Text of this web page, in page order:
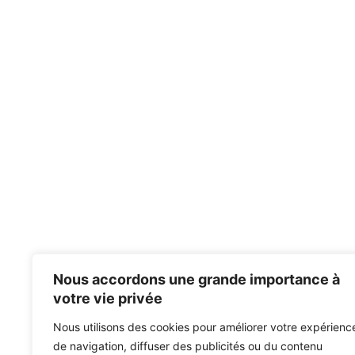
Nous accordons une grande importance à
votre vie privée
Nous utilisons des cookies pour améliorer votre
de navigation, diffuser des publicités ou du contenu